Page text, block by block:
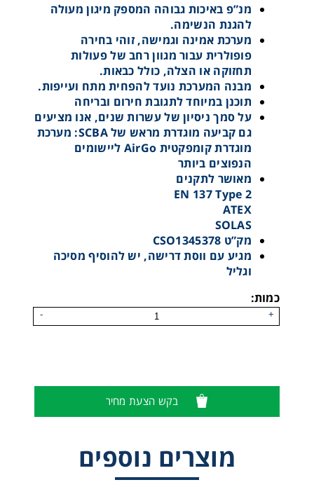
מנ”פ באיכות גבוהה המספק מיגון מעולה
להגנת הנשימה.
מערכת אמינה וגמישה, זוהי בחירה
פופולרית עבור מגוון רחב של פעולות
תחזוקה או הצלה, כולל כבאות.
מבנה המערכת נועד להפחית מתח ועייפות.
תוכנן במיוחד לתגובת חירום ובריחה
על סמך ניסיון של עשרות שנים, אנו מציעים
גם קביעה מוגדרת מראש של SCBA: מערכת
מוגדרת קומפקטית AirGo ליישומים
הנפוצים ביותר
מאושר לתקנים
EN 137 Type 2
ATEX
SOLAS
מק”ט CSO1345378
מגיע עם ווסת דרישה, יש להוסיף מסיכה
וגליל
כמות:
+
-
בקש הצעת מחיר
מוצרים נוספים
מנ"פ M1